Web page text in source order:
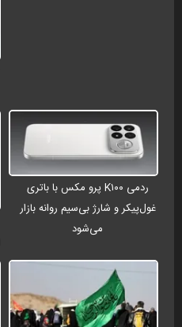
ردمی K۱۰۰ پرو مکس با باتری
غول‌پیکر و شارژ بی‌سیم روانه بازار
می‌شود